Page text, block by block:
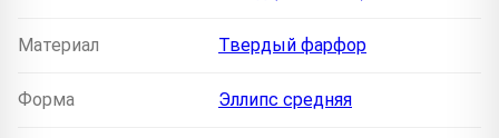
Материал Твердый фарфор
Форма Эллипс средняя